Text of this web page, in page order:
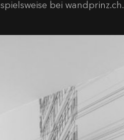
bei wandprinz.ch.